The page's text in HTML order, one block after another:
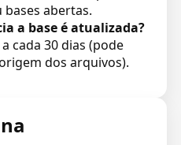
abertas.
a base é atualizada?
cada 30 dias (pode
dos arquivos).